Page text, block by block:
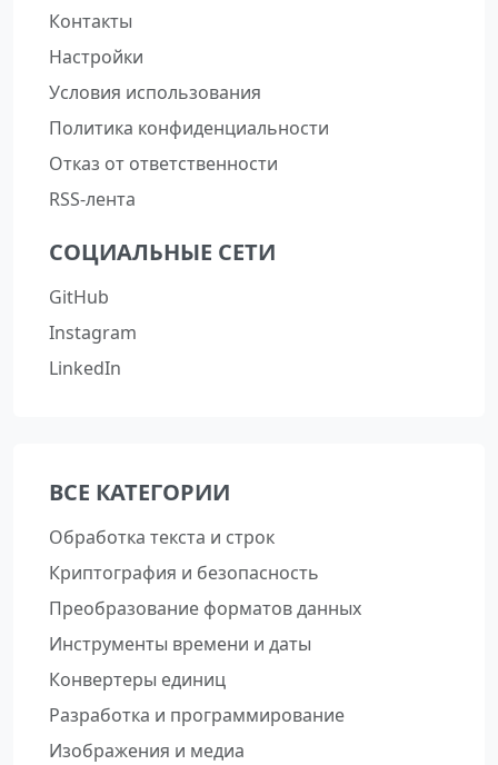
Контакты
Настройки
Условия использования
Политика конфиденциальности
Отказ от ответственности
RSS-лента
СОЦИАЛЬНЫЕ СЕТИ
GitHub
Instagram
LinkedIn
ВСЕ КАТЕГОРИИ
Обработка текста и строк
Криптография и безопасность
Преобразование форматов данных
Инструменты времени и даты
Конвертеры единиц
Разработка и программирование
Изображения и медиа